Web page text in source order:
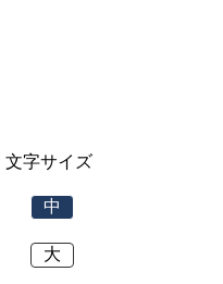
文字サイズ
中
大